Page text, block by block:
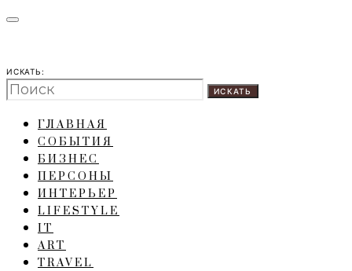
ИСКАТЬ:
ИСКАТЬ
ГЛАВНАЯ
СОБЫТИЯ
БИЗНЕС
ПЕРСОНЫ
ИНТЕРЬЕР
LIFESTYLE
IT
ART
TRAVEL